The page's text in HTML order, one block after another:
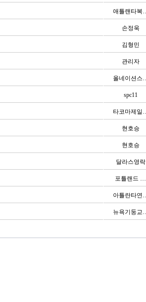
애틀랜타복…
손정욱
김형민
관리자
올네이션스…
spc11
타코마제일…
현호승
현호승
달라스영락
포틀랜드 …
아틀란타연…
뉴욕기둥교…